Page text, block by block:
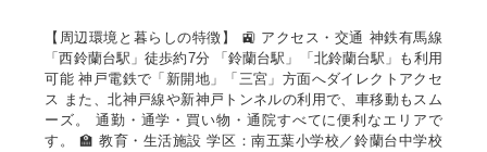
【周辺環境と暮らしの特徴】 🚉 アクセス・交通 神鉄有馬線
「西鈴蘭台駅」徒歩約7分 「鈴蘭台駅」「北鈴蘭台駅」も利用
可能 神戸電鉄で「新開地」「三宮」方面へダイレクトアクセ
ス また、北神戸線や新神戸トンネルの利用で、車移動もスム
ーズ。 通勤・通学・買い物・通院すべてに便利なエリアで
す。 🏫 教育・生活施設 学区：南五葉小学校／鈴蘭台中学校